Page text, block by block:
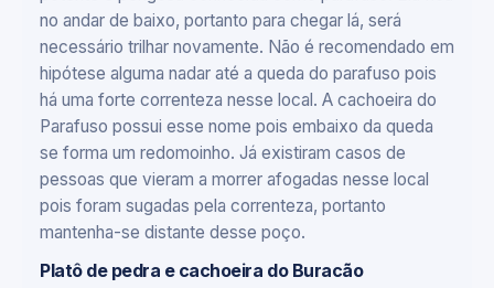
no andar de baixo, portanto para chegar lá, será
necessário trilhar novamente. Não é recomendado em
hipótese alguma nadar até a queda do parafuso pois
há uma forte correnteza nesse local. A cachoeira do
Parafuso possui esse nome pois embaixo da queda
se forma um redomoinho. Já existiram casos de
pessoas que vieram a morrer afogadas nesse local
pois foram sugadas pela correnteza, portanto
mantenha-se distante desse poço.
Platô de pedra e cachoeira do Buracão